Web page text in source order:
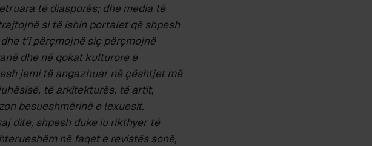
të diasporës; dhe media të
si të ishin portalet që shpesh
t’i përçmojnë siç përçmojnë
dhe në qokat kulturore e
jemi të angazhuar në çështjet më
të arkitekturës, të artit,
besueshmërinë e lexuesit.
dite, shpesh duke iu rikthyer të
në faqet e revistës sonë,